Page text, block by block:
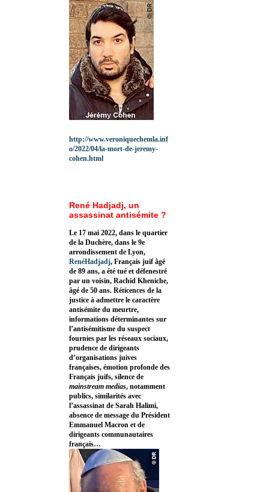
http://www.veroniquechemla.inf
o/2022/04/la-mort-de-jeremy-
cohen.html
René Hadjadj, un
assassinat antisémite ?
Le 17 mai 2022, dans le quartier
de la Duchère, dans le 9e
arrondissement de Lyon,
RenéHadjadj, Français juif âgé
de 89 ans, a été tué et défenestré
par un voisin, Rachid Kheniche,
âgé de 50 ans. Réticences de la
justice à admettre le caractère
antisémite du meurtre,
informations déterminantes sur
l’antisémitisme du suspect
fournies par les réseaux sociaux,
prudence de dirigeants
d’organisations juives
françaises, émotion profonde des
Français juifs, silence de
mainstream medias, notamment
publics, similarités avec
l’assassinat de Sarah Halimi,
absence de message du Président
Emmanuel Macron et de
dirigeants communautaires
français…